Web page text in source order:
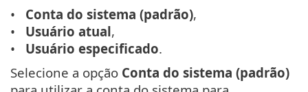
Conta do sistema (padrão),
Usuário atual,
Usuário especificado.
Selecione a opção Conta do sistema (padrão)